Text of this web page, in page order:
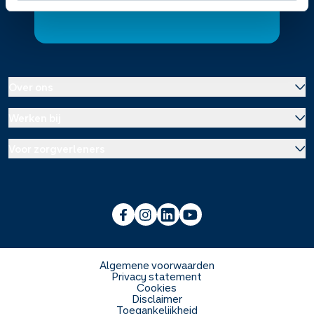
Franchise informatie
Voorlichting scholen
Algemene voorwaarden
Privacy statement
Cookies
Disclaimer
Toegankelijkheid